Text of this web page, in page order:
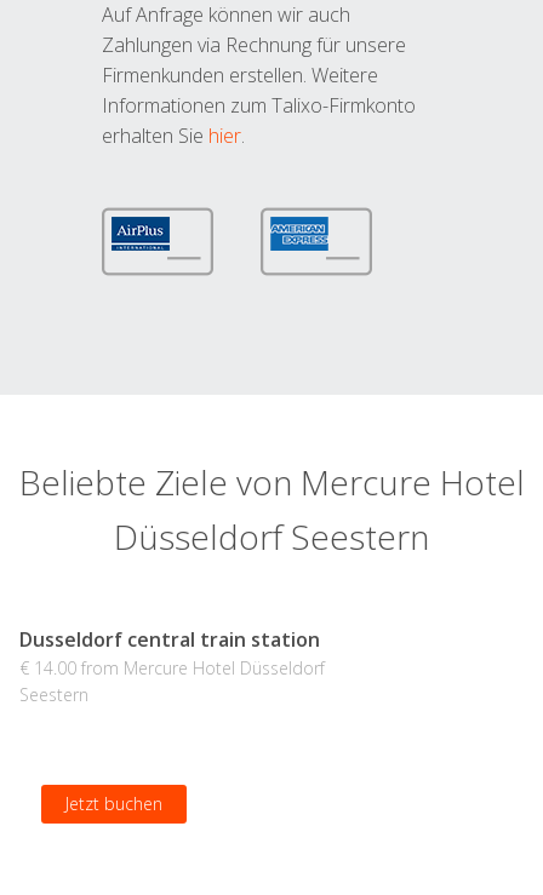
Auf Anfrage können wir auch
Zahlungen via Rechnung für unsere
Firmenkunden erstellen. Weitere
Informationen zum Talixo-Firmkonto
erhalten Sie hier.
Beliebte Ziele von Mercure Hotel
Düsseldorf Seestern
Dusseldorf central train station
€ 14.00 from Mercure Hotel Düsseldorf
Seestern
Jetzt buchen